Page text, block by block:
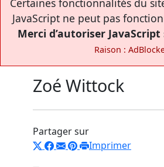
JavaScript ne peut pas
Merci d’autoriser
Raison :
Zoé Wittock
Partager sur
Imprimer